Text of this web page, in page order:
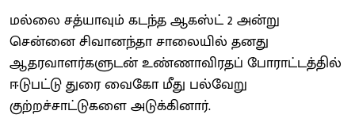
மல்லை சத்யாவும் கடந்த ஆகஸ்ட் 2 அன்று
சென்னை சிவானந்தா சாலையில் தனது
ஆதரவாளர்களுடன் உண்ணாவிரதப் போராட்டத்தில்
ஈடுபட்டு துரை வைகோ மீது பல்வேறு
குற்றச்சாட்டுகளை அடுக்கினார்.